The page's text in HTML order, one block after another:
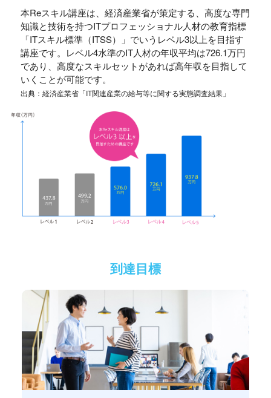
本Reスキル講座は、経済産業省が策定する、高度な専門
知識と技術を持つITプロフェッショナル人材の教育指標
「ITスキル標準（ITSS）」でいうレベル3以上を目指す
講座です。レベル4水準のIT人材の年収平均は726.1万円
であり、高度なスキルセットがあれば高年収を目指して
いくことが可能です。
出典：経済産業省「IT関連産業の給与等に関する実態調査結果」
到達目標